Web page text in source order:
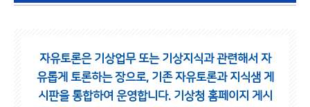
자유토론은 기상업무 또는 기상지식과 관련해서 자
유롭게 토론하는 장으로, 기존 자유토론과 지식샘 게
시판을 통합하여 운영합니다. 기상청 홈페이지 게시